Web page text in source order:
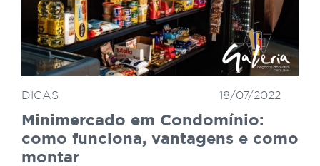
18/07/2022
DICAS
Minimercado em Condomínio:
como funciona, vantagens e como
montar